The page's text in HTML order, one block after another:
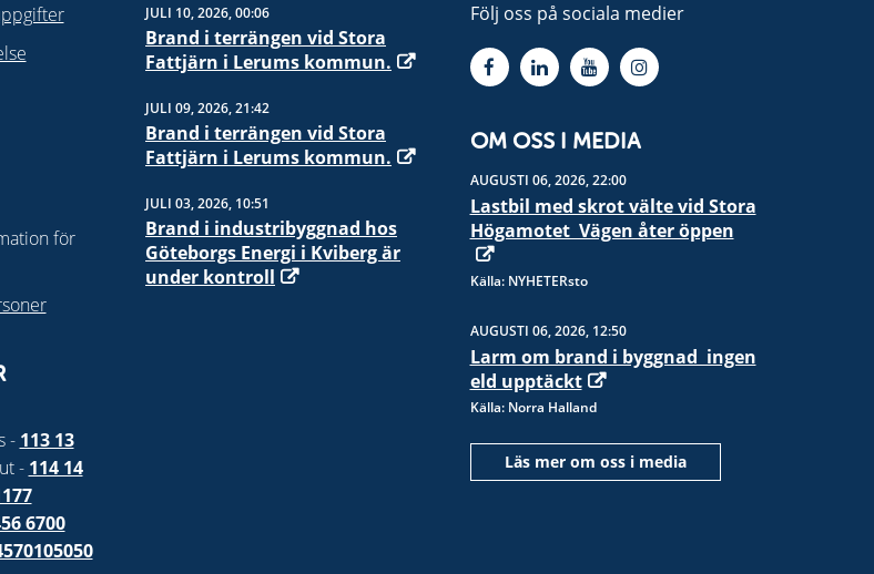
för
- 113 13
- 114 14
6700
JULI 10, 2026, 00:06
Brand i terrängen vid Stora
Fattjärn i Lerums kommun.
JULI 09, 2026, 21:42
Brand i terrängen vid Stora
Fattjärn i Lerums kommun.
JULI 03, 2026, 10:51
Brand i industribyggnad hos
Göteborgs Energi i Kviberg är
under kontroll
Följ oss på sociala medier
OM OSS I MEDIA
AUGUSTI 06, 2026, 22:00
Lastbil med skrot välte vid Stora
Högamotet  Vägen åter öppen
Källa: NYHETERsto
AUGUSTI 06, 2026, 12:50
Larm om brand i byggnad  ingen
eld upptäckt
Källa: Norra Halland
Läs mer om oss i media